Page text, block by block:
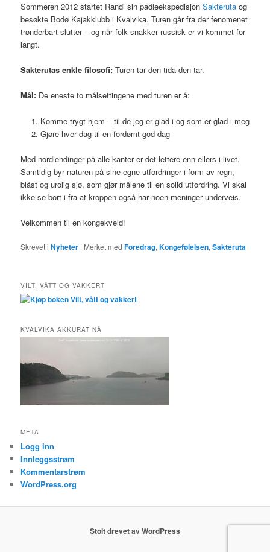
Sommeren 2012 startet Randi sin padleekspedisjonSakterutaog
besøkte Bodø Kajakklubb i Kvalvika. Turen går fra der fenomenet
trønderbart slutter – og når folk snakker russisk er vi kommet for
langt.
Sakterutas enkle filosofi:Turen tar den tida den tar.
Mål: De eneste to målsettingene med turen er å:
Komme trygt hjem – til de jeg er glad i og som er glad i meg
Gjøre hver dag til en fordømt god dag
Med nordlendinger på alle kanter er det lettere enn ellers i livet.
Samtidig byr naturen på sine egne utfordringer i form av regn,
blåst og urolig sjø, som gjør målene til en solid utfordring. Vi skal
ikke se bort i fra at kroppen også har noen meninger underveis.
Velkommen til en kongekveld!
Skrevet i Nyheter | Merket med Foredrag,Kongefølelsen,Sakteruta
VILT, VÅTT OG VAKKERT
KVALVIKA AKKURAT NÅ
META
Logg inn
Innleggsstrøm
Kommentarstrøm
WordPress.org
Stolt drevet av WordPress